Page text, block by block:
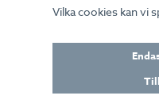
Guide
Checklista
Vilka cookies kan vi